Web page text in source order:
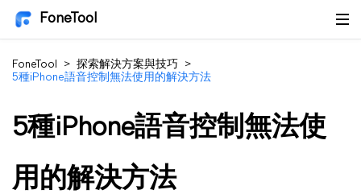
FoneTool
FoneTool > 探索解決方案與技巧
>
5種iPhone語音控制無法使用的解決方法
5種iPhone語音控制無法使
用的解決方法